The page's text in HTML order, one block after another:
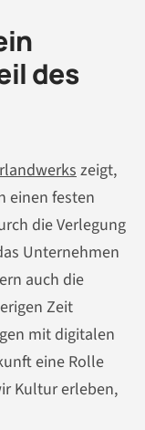
des
zeigt,
einen festen
die Verlegung
Unternehmen
auch die
Zeit
mit digitalen
eine Rolle
Kultur erleben,